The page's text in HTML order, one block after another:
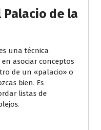
Palacio de la
una técnica
asociar conceptos
de un «palacio» o
bien. Es
listas de